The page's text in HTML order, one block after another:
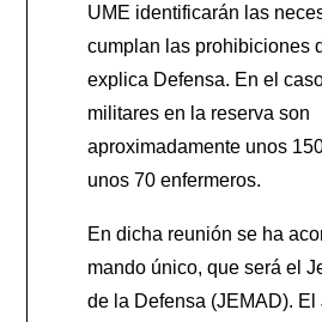
UME identificarán las
cumplan las prohibiciones
explica Defensa. En el
militares en la reserva son
aproximadamente unos
unos 70 enfermeros.
En dicha reunión se ha
mando único, que será el
de la Defensa (JEMAD). El